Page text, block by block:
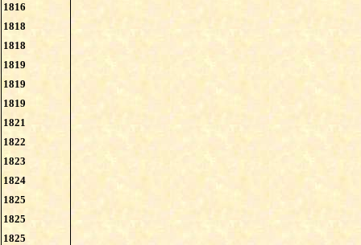
1816
1818
1818
1819
1819
1819
1821
1822
1823
1824
1825
1825
1825